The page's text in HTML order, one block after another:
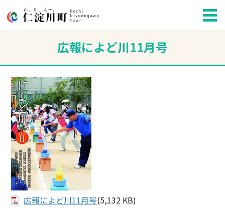
広報によど川11月号
広報によど川11月号(5,132 KB)